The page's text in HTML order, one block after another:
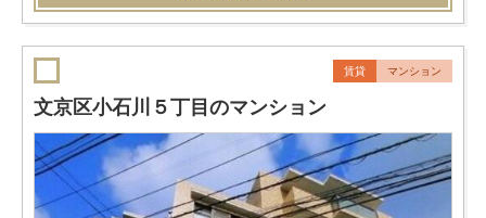
賃貸 マンション
文京区小石川５丁目のマンション